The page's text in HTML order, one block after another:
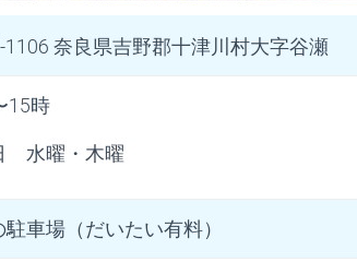
1106 奈良県吉野郡十津川村大字谷瀬
15時
水曜・木曜
車場（だいたい有料）